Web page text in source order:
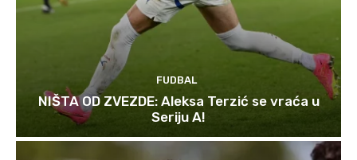
FUDBAL
NIŠTA OD ZVEZDE: Aleksa Terzić se vraća u
Seriju A!